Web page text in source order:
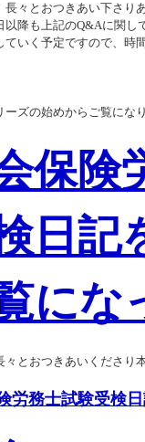
長々とおつきあい下さり
以降も上記のQ&Aに関し
ていく予定ですので
ーズの始めからご覧にな
保険
日記
にな
々とおつきあいくださり
労務士試験受検